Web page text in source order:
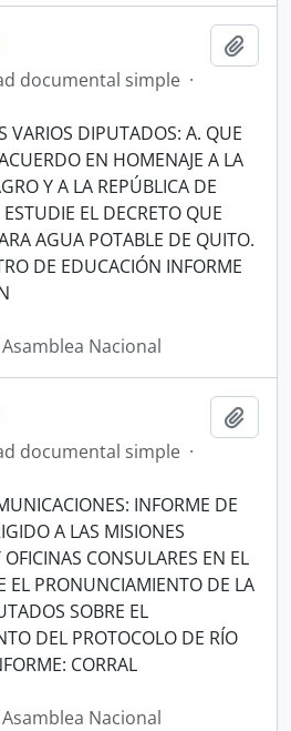
documental simple ·
VARIOS DIPUTADOS: A. QUE
EN HOMENAJE A LA
Y A LA REPÚBLICA DE
EL DECRETO QUE
AGUA POTABLE DE QUITO.
DE EDUCACIÓN INFORME
Nacional
documental simple ·
INFORME DE
A LAS MISIONES
CONSULARES EN EL
EL PRONUNCIAMIENTO DE LA
SOBRE EL
DEL PROTOCOLO DE RÍO
CORRAL
Nacional